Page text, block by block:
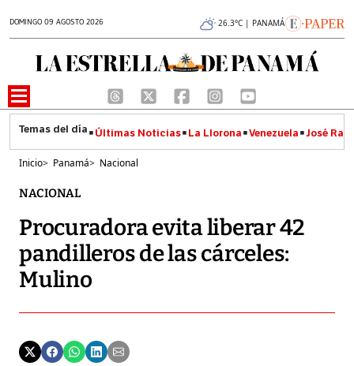
DOMINGO 09 AGOSTO 2026 26.3°C | PANAMÁ
Últimas Noticias La Llorona Venezuela José
Inicio> Panamá> Nacional
NACIONAL
Procuradora evita liberar 42
pandilleros de las cárceles:
Mulino